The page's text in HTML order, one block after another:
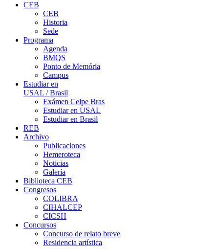
CEB
CEB
Historia
Sede
Programa
Agenda
BMQS
Ponto de Memória
Campus
Estudiar en
USAL / Brasil
Exámen Celpe Bras
Estudiar en USAL
Estudiar en Brasil
REB
Archivo
Publicaciones
Hemeroteca
Noticias
Galería
Biblioteca CEB
Congresos
COLIBRA
CIHALCEP
CICSH
Concursos
Concurso de relato breve
Residencia artística